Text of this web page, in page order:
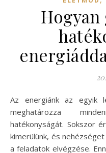
Hogyan
Az energiánk az egyik legfontosabb erőforrás, amely
meghatározza
hatékonyságát. Sokszor
kimerülünk, és
a feladatok elvégzése.